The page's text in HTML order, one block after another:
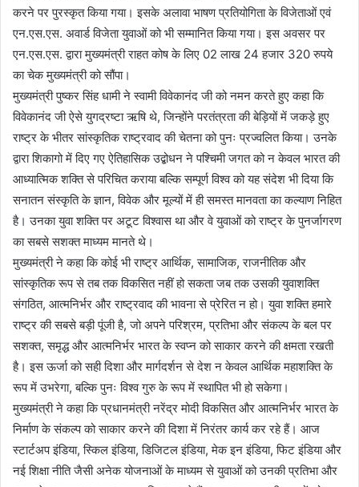
करने पर पुरस्कृत किया गया। इसके अलावा भाषण प्रतियोगिता के विजेताओं एवं
एन.एस.एस. अवार्ड विजेता युवाओं को भी सम्मानित किया गया। इस अवसर पर
एन.एस.एस. द्वारा मुख्यमंत्री राहत कोष के लिए 02 लाख 24 हजार 320 रुपये
का चेक मुख्यमंत्री को सौंपा।
मुख्यमंत्री पुष्कर सिंह धामी ने स्वामी विवेकानंद जी को नमन करते हुए कहा कि
विवेकानंद जी ऐसे युगद्रष्टा ऋषि थे, जिन्होंने परतंत्रता की बेड़ियों में जकड़े हुए
राष्ट्र के भीतर सांस्कृतिक राष्ट्रवाद की चेतना को पुनः प्रज्वलित किया। उनके
द्वारा शिकागो में दिए गए ऐतिहासिक उद्बोधन ने पश्चिमी जगत को न केवल भारत की
आध्यात्मिक शक्ति से परिचित कराया बल्कि सम्पूर्ण विश्व को यह संदेश भी दिया कि
सनातन संस्कृति के ज्ञान, विवेक और मूल्यों में ही समस्त मानवता का कल्याण निहित
है। उनका युवा शक्ति पर अटूट विश्वास था और वे युवाओं को राष्ट्र के पुनर्जागरण
का सबसे सशक्त माध्यम मानते थे।
मुख्यमंत्री ने कहा कि कोई भी राष्ट्र आर्थिक, सामाजिक, राजनीतिक और
सांस्कृतिक रूप से तब तक विकसित नहीं हो सकता जब तक उसकी युवाशक्ति
संगठित, आत्मनिर्भर और राष्ट्रवाद की भावना से प्रेरित न हो। युवा शक्ति हमारे
राष्ट्र की सबसे बड़ी पूंजी है, जो अपने परिश्रम, प्रतिभा और संकल्प के बल पर
सशक्त, समृद्ध और आत्मनिर्भर भारत के स्वप्न को साकार करने की क्षमता रखती
है। इस ऊर्जा को सही दिशा और मार्गदर्शन से देश न केवल आर्थिक महाशक्ति के
रूप में उभरेगा, बल्कि पुनः विश्व गुरु के रूप में स्थापित भी हो सकेगा।
मुख्यमंत्री ने कहा कि प्रधानमंत्री नरेंद्र मोदी विकसित और आत्मनिर्भर भारत के
निर्माण के संकल्प को साकार करने की दिशा में निरंतर कार्य कर रहे हैं। आज
स्टार्टअप इंडिया, स्किल इंडिया, डिजिटल इंडिया, मेक इन इंडिया, फिट इंडिया और
नई शिक्षा नीति जैसी अनेक योजनाओं के माध्यम से युवाओं को उनकी प्रतिभा और